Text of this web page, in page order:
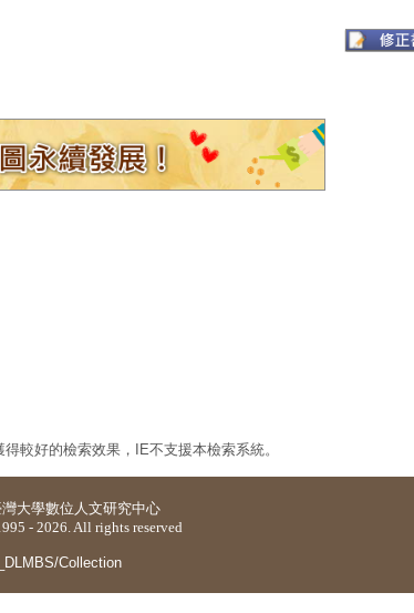
較好的檢索效果，IE不支援本檢索系統。
大學數位人文研究中心
- 2026. All rights reserved
Collection